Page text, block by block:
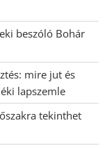
beszóló Bohár
mire jut és
lapszemle
tekinthet